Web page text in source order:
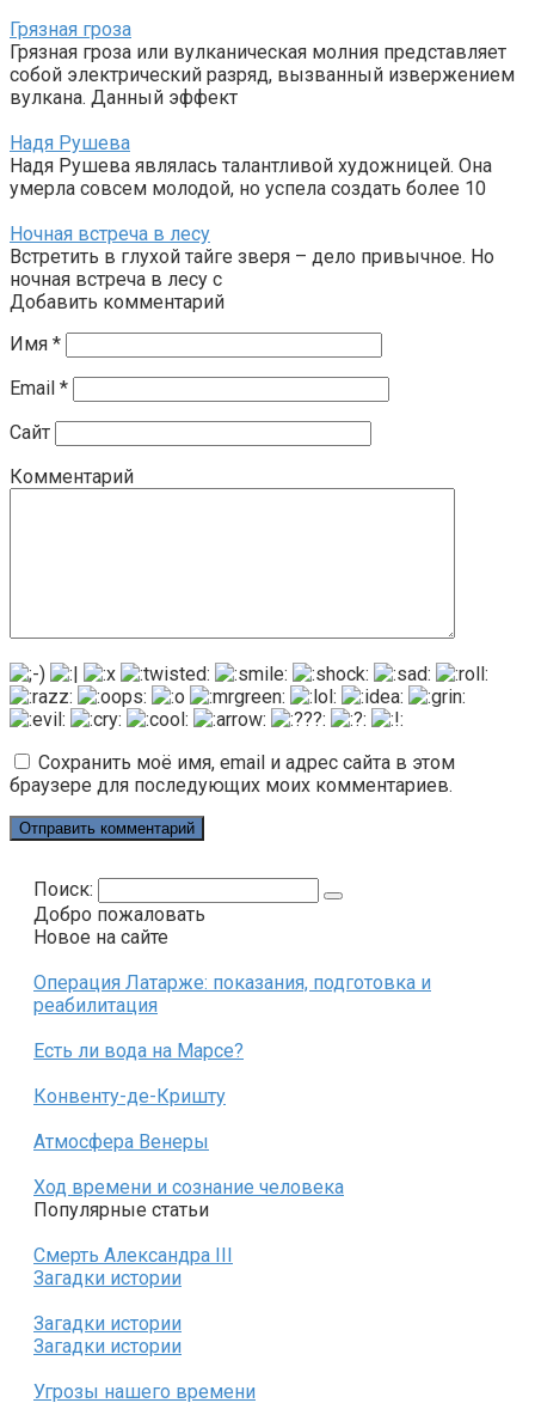
Грязная гроза
Грязная гроза или вулканическая молния представляет
собой электрический разряд, вызванный извержением
вулкана. Данный эффект
Надя Рушева
Надя Рушева являлась талантливой художницей. Она
умерла совсем молодой, но успела создать более 10
Ночная встреча в лесу
Встретить в глухой тайге зверя – дело привычное. Но
ночная встреча в лесу с
Добавить комментарий
Имя *
Email *
Сайт
Комментарий
Сохранить моё имя, email и адрес сайта в этом
браузере для последующих моих комментариев.
Поиск:
Добро пожаловать
Новое на сайте
Операция Латарже: показания, подготовка и
реабилитация
Есть ли вода на Марсе?
Конвенту-де-Кришту
Атмосфера Венеры
Ход времени и сознание человека
Популярные статьи
Смерть Александра III
Загадки истории
Загадки истории
Загадки истории
Угрозы нашего времени